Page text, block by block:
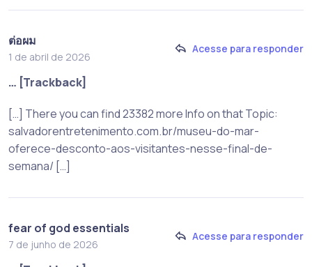
ต่อผม
1 de abril de 2026
Acesse para responder
… [Trackback]
[…] There you can find 23382 more Info on that Topic:
salvadorentretenimento.com.br/museu-do-mar-
oferece-desconto-aos-visitantes-nesse-final-de-
semana/ […]
fear of god essentials
7 de junho de 2026
Acesse para responder